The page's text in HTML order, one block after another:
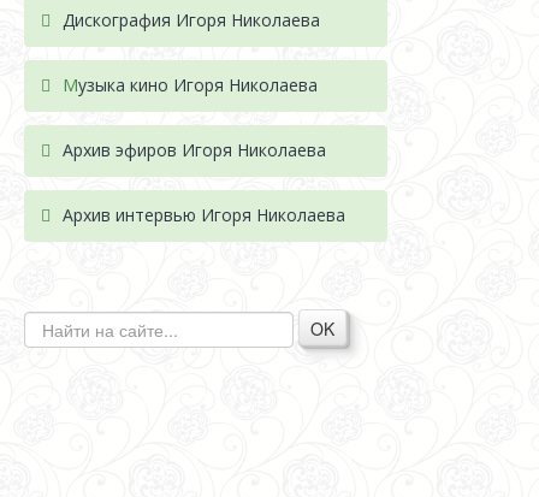
Дискография Игоря Николаева
Музыка кино Игоря Николаева
Архив эфиров Игоря Николаева
Архив интервью Игоря Николаева
OK